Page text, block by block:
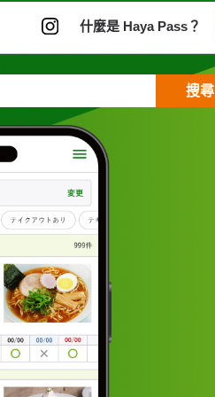
什麼是 Haya Pass？
搜尋